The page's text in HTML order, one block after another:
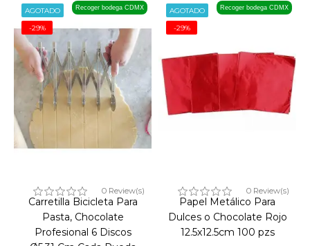
Recoger bodega CDMX
0 Review(s)
Carretilla Bicicleta Para
Pasta, Chocolate
Profesional 6 Discos
AGOTADO
-29%
Recoger bodega CDMX
0 Review(s)
Papel Metálico Para
Dulces o Chocolate Rojo
12.5x12.5cm 100 pzs
AGOTADO
-29%